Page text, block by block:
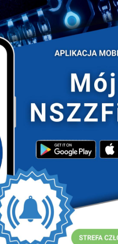
Pozostałe działania
komitet protestacyjny w
negocjacji zostanie osiągnięty
SM, który przewiduje kadencje
ZZ SM. Nowym
został Przewodniczący
tą obejmie od dnia 16 lipca